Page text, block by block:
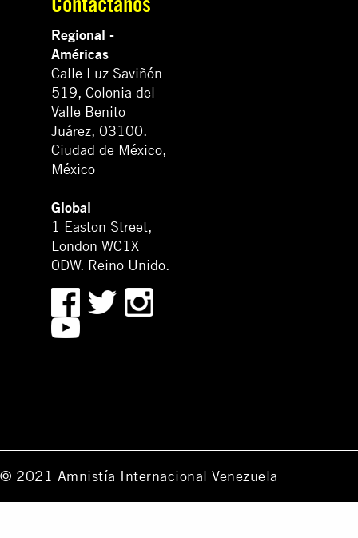
Regional -
Américas
Calle Luz Saviñón
519, Colonia del
Valle Benito
Juárez, 03100.
Ciudad de México,
México
Global
1 Easton Street,
London WC1X
0DW. Reino Unido.
© 2021 Amnistía Internacional Venezuela